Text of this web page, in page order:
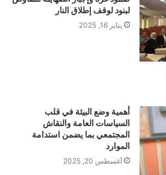
لبنود لوقف إطلاق النار
يناير 16, 2025
أهمية وضع البيئة في قلب
السياسات العامة والنقاش
المجتمعي بما يضمن استدامة
الموارد
أغسطس 20, 2025